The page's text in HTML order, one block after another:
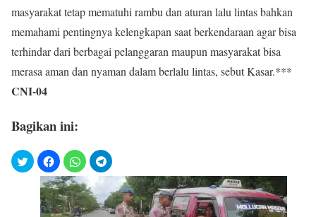
masyarakat tetap mematuhi rambu dan aturan lalu lintas bahkan
memahami pentingnya kelengkapan saat berkendaraan agar bisa
terhindar dari berbagai pelanggaran maupun masyarakat bisa
merasa aman dan nyaman dalam berlalu lintas, sebut Kasar.***
CNI-04
Bagikan ini: